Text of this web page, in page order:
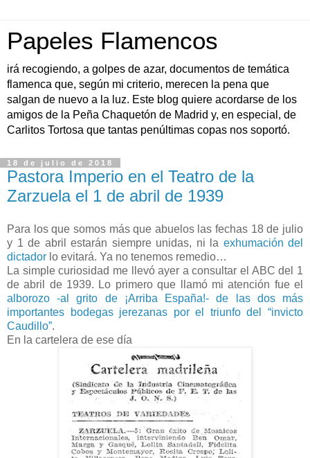
Papeles Flamencos
irá recogiendo, a golpes de azar, documentos de temática
flamenca que, según mi criterio, merecen la pena que
salgan de nuevo a la luz. Este blog quiere acordarse de los
amigos de la Peña Chaquetón de Madrid y, en especial, de
Carlitos Tortosa que tantas penúltimas copas nos soportó.
18 de julio de 2018
Pastora Imperio en el Teatro de la
Zarzuela el 1 de abril de 1939
Para los que somos más que abuelos las fechas 18 de julio
y 1 de abril estarán siempre unidas, ni la exhumación del
dictador lo evitará. Ya no tenemos remedio…
La simple curiosidad me llevó ayer a consultar el ABC del 1
de abril de 1939. Lo primero que llamó mi atención fue el
alborozo -al grito de ¡Arriba España!- de las dos más
importantes bodegas jerezanas por el triunfo del “invicto
Caudillo”.
En la cartelera de ese día